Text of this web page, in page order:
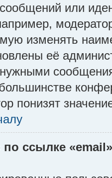
или
изменять
её
понизят
ссылке